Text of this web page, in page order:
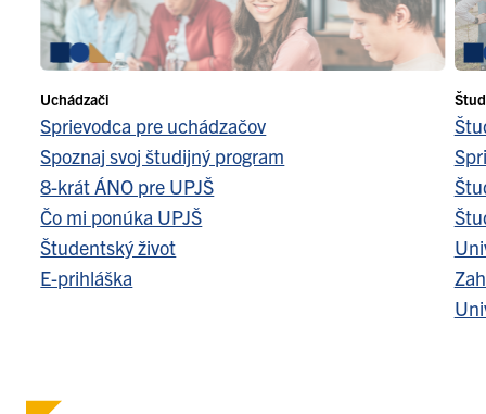
Uchádzači
Sprievodca pre uchádzačov
Spoznaj svoj študijný program
8-krát ÁNO pre UPJŠ
Čo mi ponúka UPJŠ
Študentský život
E-prihláška